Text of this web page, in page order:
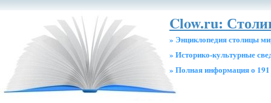
Clow.ru:
» Энциклопедия столицы
» Историко-культурные
» Полная информация о 191